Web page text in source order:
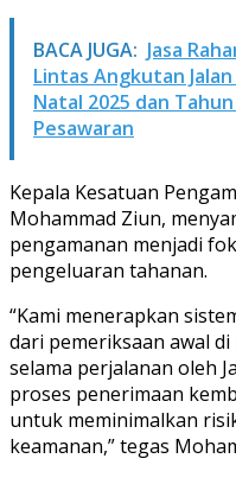
BACA JUGA: Jasa
Lintas Angkutan
Natal 2025 dan
Pesawaran
Kepala Kesatuan
Mohammad Ziun,
pengamanan menjadi
pengeluaran tahanan.
“Kami menerapkan
dari pemeriksaan awal
selama perjalanan oleh
proses penerimaan
untuk meminimalkan
keamanan,” tegas